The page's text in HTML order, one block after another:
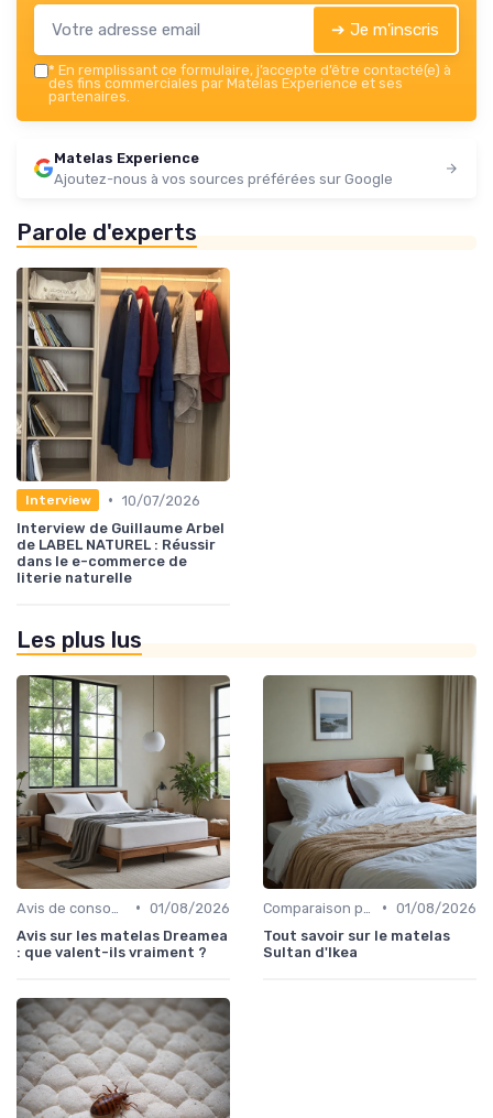
➔ Je m'inscris
* En remplissant ce formulaire, j’accepte d’être contacté(e) à
des fins commerciales par Matelas Experience et ses
partenaires.
Matelas Experience
Ajoutez-nous à vos sources préférées sur Google
Parole d'experts
Interview • 10/07/2026
Interview de Guillaume Arbel
de LABEL NATUREL : Réussir
dans le e-commerce de
literie naturelle
Les plus lus
• 01/08/2026
Avis sur les matelas Dreamea
: que valent-ils vraiment ?
• 01/08/2026
Tout savoir sur le matelas
Sultan d'Ikea